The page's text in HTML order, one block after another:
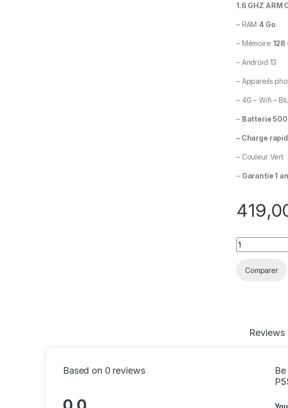
1.6 GHZ ARM
– RAM 4 Go
– Mémoire 128
– Android 13
– Appareils
– 4G – Wifi –
– Batterie
– Charge
– Couleur Vert
– Garantie 1 an
Comparer
Reviews
Based on 0 reviews